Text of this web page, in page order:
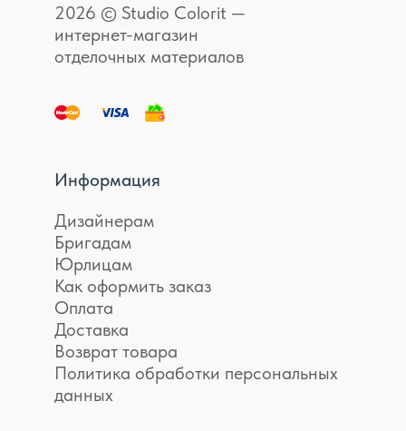
2026 © Studio Colorit —
интернет-магазин
отделочных материалов
Информация
Дизайнерам
Бригадам
Юрлицам
Как оформить заказ
Оплата
Доставка
Возврат товара
Политика обработки персональных
данных